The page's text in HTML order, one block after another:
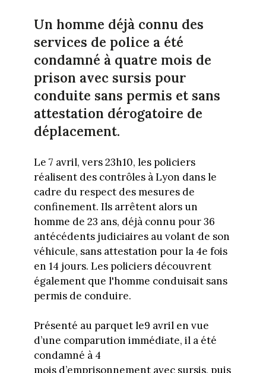
Un homme déjà connu des
services de police a été
condamné à quatre mois de
prison avec sursis pour
conduite sans permis et sans
attestation dérogatoire de
déplacement.
Le 7 avril, vers 23h10, les policiers
réalisent des contrôles à Lyon dans le
cadre du respect des mesures de
confinement. Ils arrêtent alors un
homme de 23 ans, déjà connu pour 36
antécédents judiciaires au volant de son
véhicule, sans attestation pour la 4e fois
en 14 jours. Les policiers découvrent
également que l'homme conduisait sans
permis de conduire.
Présenté au parquet le9 avril en vue
d’une comparution immédiate, il a été
condamné à 4
mois d’emprisonnement avec sursis, puis